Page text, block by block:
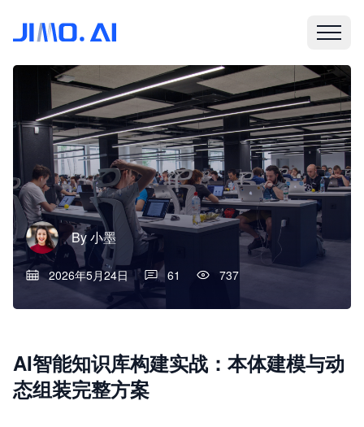
By小墨
2026年5月24日 61 737
AI智能知识库构建实战：本体建模与动
态组装完整方案